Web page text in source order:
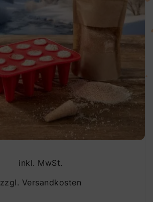
inkl. MwSt.
zzgl. Versandkosten